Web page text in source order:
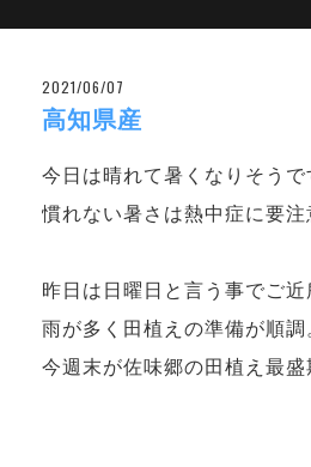
2021/06/07
高知県産
今日は晴れて暑くなりそうで
慣れない暑さは熱中症に要注
昨日は日曜日と言う事でご近
雨が多く田植えの準備が順調
今週末が佐味郷の田植え最盛